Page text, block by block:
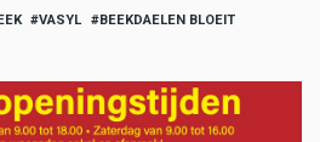
VASYL BEEKDAELEN BLOEIT